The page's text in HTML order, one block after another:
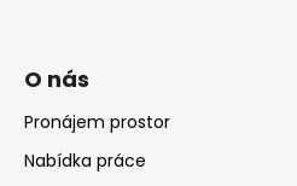
e
O nás
Pronájem prostor
Nabídka práce